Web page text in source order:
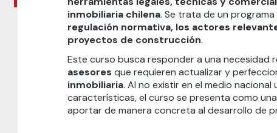
inmobiliaria chilena. Se trata de un
regulación normativa, los actores
proyectos de construcción.
Este curso busca responder a una necesidad
asesores que requieren actualizar y
inmobiliaria. Al no existir en el medio
características, el curso se presenta como
aportar de manera concreta al desarrollo de